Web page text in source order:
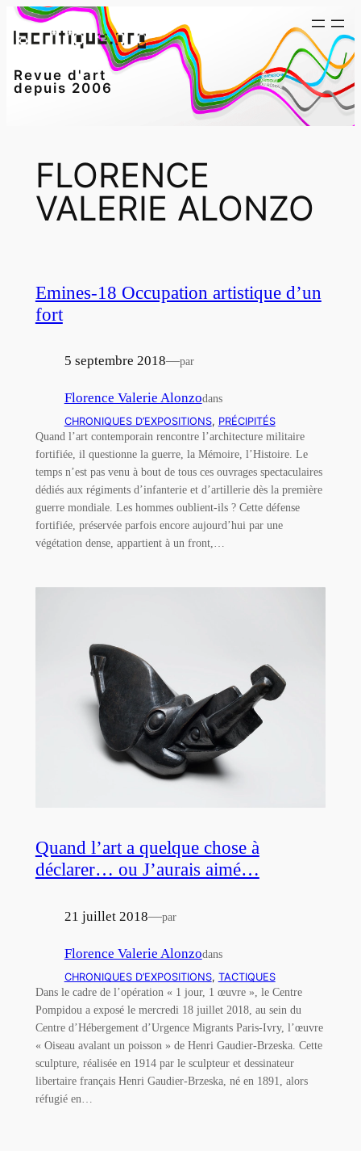
Aller
au
Revue d'art
depuis 2006
FLORENCE
VALERIE ALONZO
Emines-18 Occupation artistique d’un
fort
5 septembre 2018—par
Florence Valerie Alonzodans
CHRONIQUES D’EXPOSITIONS, PRÉCIPITÉS
Quand l’art contemporain rencontre l’architecture militaire
fortifiée, il questionne la guerre, la Mémoire, l’Histoire. Le
temps n’est pas venu à bout de tous ces ouvrages spectaculaires
dédiés aux régiments d’infanterie et d’artillerie dès la première
guerre mondiale. Les hommes oublient-ils ? Cette défense
fortifiée, préservée parfois encore aujourd’hui par une
végétation dense, appartient à un front,…
Quand l’art a quelque chose à
déclarer… ou J’aurais aimé…
21 juillet 2018—par
Florence Valerie Alonzodans
CHRONIQUES D’EXPOSITIONS, TACTIQUES
Dans le cadre de l’opération « 1 jour, 1 œuvre », le Centre
Pompidou a exposé le mercredi 18 juillet 2018, au sein du
Centre d’Hébergement d’Urgence Migrants Paris-Ivry, l’œuvre
« Oiseau avalant un poisson » de Henri Gaudier-Brzeska. Cette
sculpture, réalisée en 1914 par le sculpteur et dessinateur
libertaire français Henri Gaudier-Brzeska, né en 1891, alors
réfugié en…